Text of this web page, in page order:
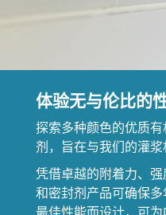
体验无与伦比的性
探索多种颜色的优质
剂，旨在与我们的灌浆
凭借卓越的附着力、
和密封剂产品可确保
最佳性能而设计，可